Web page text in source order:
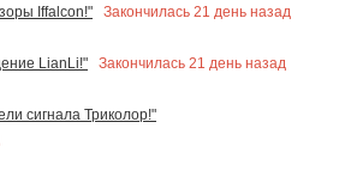
Iffalcon!"
Закончилась 21 день назад
LianLi!"
Закончилась 21 день назад
сигнала Триколор!"